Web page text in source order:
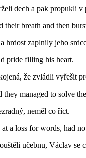
dech a pak propukli v
breath and then
hrdost zaplnily jeho
pride filling his heart.
že zvládli vyřešit
they managed to solve
neměl co říct.
a loss for words, had
učebnu, Václav se